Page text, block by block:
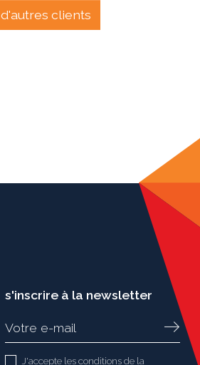
clients
s'inscrire à la newsletter
J'accepte les conditions de la